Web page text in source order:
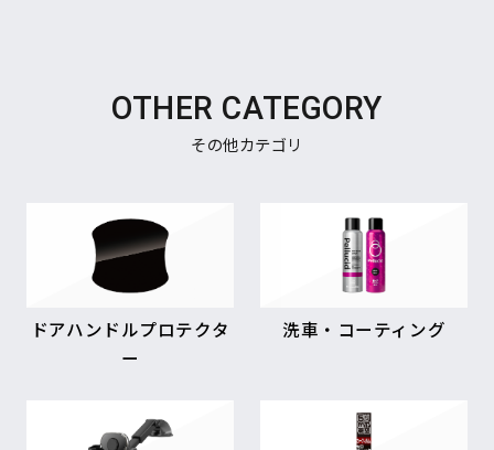
OTHER CATEGORY
その他カテゴリ
ドアハンドルプロテクタ
ー
洗車・コーティング